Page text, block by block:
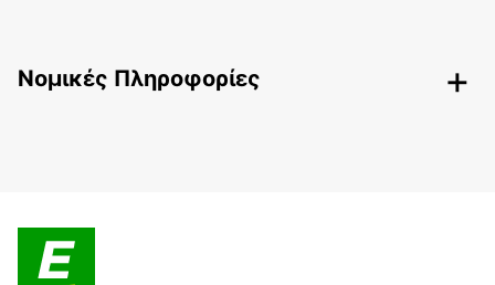
Nομικές Πληροφορίες